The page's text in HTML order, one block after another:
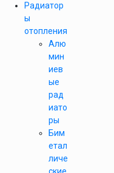
Радиатор
ы
отопления
Алю
мин
иев
ые
рад
иато
ры
Бим
етал
личе